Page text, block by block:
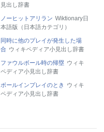
見出し辞書
ノーヒットアリラン Wiktionary日
本語版（日本語カテゴリ）
同時に他のプレイが発生した場
合 ウィキペディア小見出し辞書
ファウルボール時の帰塁 ウィキ
ペディア小見出し辞書
ボールインプレイのとき ウィキ
ペディア小見出し辞書